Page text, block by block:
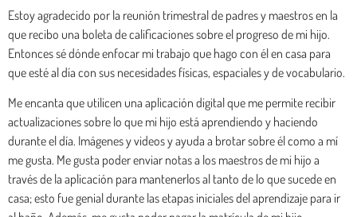
Estoy agradecido por la reunión trimestral de padres y maestros en la
que recibo una boleta de calificaciones sobre el progreso de mi hijo.
Entonces sé dónde enfocar mi trabajo que hago con él en casa para
que esté al día con sus necesidades físicas, espaciales y de vocabulario.
Me encanta que utilicen una aplicación digital que me permite recibir
actualizaciones sobre lo que mi hijo está aprendiendo y haciendo
durante el día. Imágenes y videos y ayuda a brotar sobre él como a mí
me gusta. Me gusta poder enviar notas a los maestros de mi hijo a
través de la aplicación para mantenerlos al tanto de lo que sucede en
casa; esto fue genial durante las etapas iniciales del aprendizaje para ir